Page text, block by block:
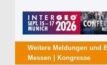
Weitere Meldungen und
Messen | Kongresse